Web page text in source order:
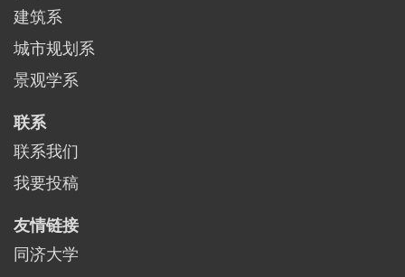
建筑系
城市规划系
景观学系
联系
联系我们
我要投稿
友情链接
同济大学